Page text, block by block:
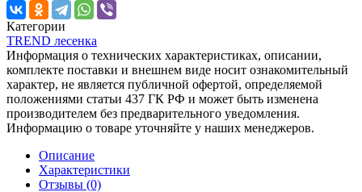
Категории
TREND лесенка
Информация о технических характеристиках, описании,
комплекте поставки и внешнем виде носит ознакомительный
характер, не является публичной офертой, определяемой
положениями статьи 437 ГК РФ и может быть изменена
производителем без предварительного уведомления.
Информацию о товаре уточняйте у наших менеджеров.
Описание
Характеристики
Отзывы (0)